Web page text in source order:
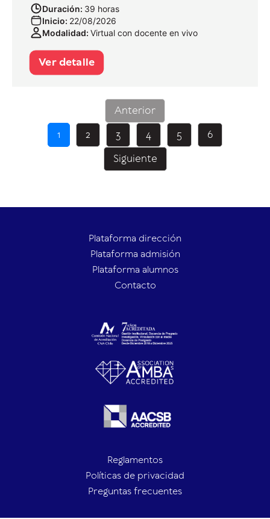
Duración: 39 horas
Inicio: 22/08/2026
Modalidad: Virtual con docente en vivo
Ver detalle
Anterior
1
2 3 4 5
6
Siguiente
Plataforma dirección
Plataforma admisión
Plataforma alumnos
Contacto
Reglamentos
Políticas de privacidad
Preguntas frecuentes